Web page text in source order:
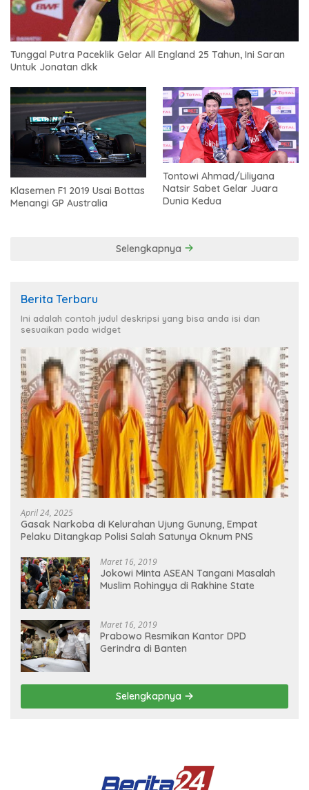
Tunggal Putra Paceklik Gelar All England 25 Tahun, Ini Saran
Untuk Jonatan dkk
Klasemen F1 2019 Usai Bottas
Menangi GP Australia
Tontowi Ahmad/Liliyana
Natsir Sabet Gelar Juara
Dunia Kedua
Selengkapnya
Berita Terbaru
Ini adalah contoh judul deskripsi yang bisa anda isi dan
sesuaikan pada widget
April 24, 2025
Gasak Narkoba di Kelurahan Ujung Gunung, Empat
Pelaku Ditangkap Polisi Salah Satunya Oknum PNS
Maret 16, 2019
Jokowi Minta ASEAN Tangani Masalah
Muslim Rohingya di Rakhine State
Maret 16, 2019
Prabowo Resmikan Kantor DPD
Gerindra di Banten
Selengkapnya